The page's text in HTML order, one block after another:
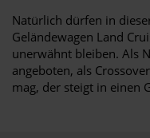
Natürlich dürfen in
Geländewagen Land
unerwähnt bleiben. Als
angeboten, als
mag, der steigt in einen